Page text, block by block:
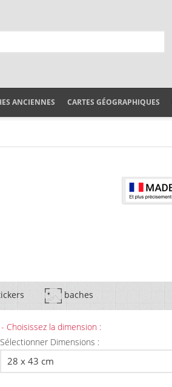
ANCIENNES CARTES GÉOGRAPHIQUES
baches
Choisissez la dimension :
Sélectionner Dimensions :